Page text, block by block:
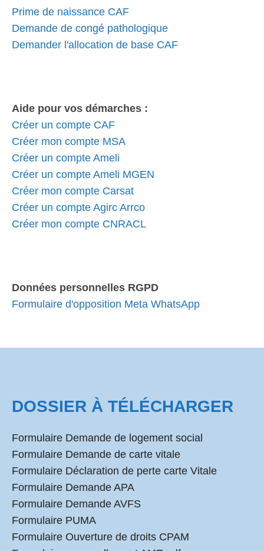
Prime de naissance CAF
Demande de congé pathologique
Demander l'allocation de base CAF
Aide pour vos démarches :
Créer un compte CAF
Créer mon compte MSA
Créer un compte Ameli
Créer un compte Ameli MGEN
Créer mon compte Carsat
Créer un compte Agirc Arrco
Créer mon compte CNRACL
Données personnelles RGPD
Formulaire d'opposition Meta WhatsApp
DOSSIER À TÉLÉCHARGER
Formulaire Demande de logement social
Formulaire Demande de carte vitale
Formulaire Déclaration de perte carte Vitale
Formulaire Demande APA
Formulaire Demande AVFS
Formulaire PUMA
Formulaire Ouverture de droits CPAM